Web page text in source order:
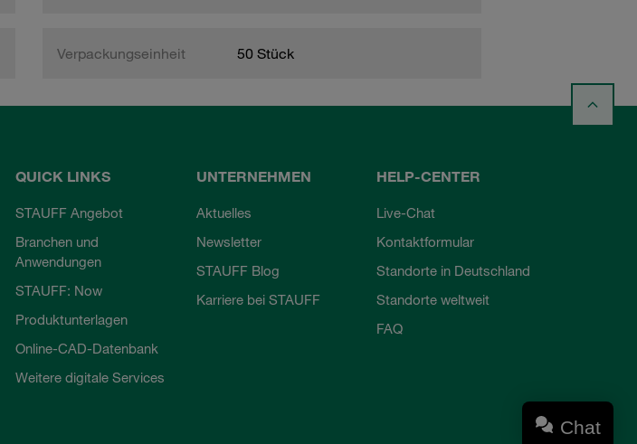
Verpackungseinheit 50 Stück
QUICK LINKS
STAUFF Angebot
Branchen und
Anwendungen
STAUFF: Now
Produktunterlagen
Online-CAD-Datenbank
Weitere digitale Services
UNTERNEHMEN
Aktuelles
Newsletter
STAUFF Blog
Karriere bei STAUFF
HELP-CENTER
Live-Chat
Kontaktformular
Standorte in Deutschland
Standorte weltweit
FAQ
Chat